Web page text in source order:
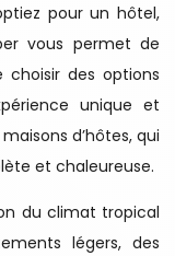
pour un hôtel,
vous permet de
des options
unique et
d’hôtes, qui
et chaleureuse.
du climat tropical
légers, des